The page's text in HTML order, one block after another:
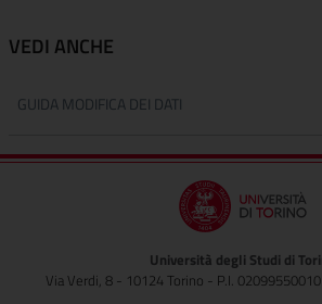
VEDI ANCHE
GUIDA MODIFICA DEI DATI
Università degli Studi di
Via Verdi, 8 - 10124 Torino - P.I.